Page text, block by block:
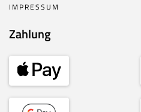
IMPRESSUM
Zahlung